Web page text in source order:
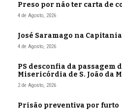
Preso por não ter carta de
4 de Agosto, 2026
José Saramago na
4 de Agosto, 2026
PS desconfia da passagem
Misericórdia de S. João da
2 de Agosto, 2026
Prisão preventiva por furto